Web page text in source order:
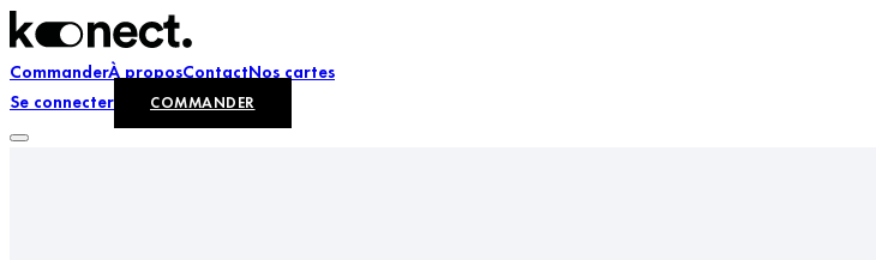
CommanderÀ proposContactNos cartes
Se connecter
COMMANDER